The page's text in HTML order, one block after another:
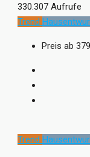
330.307 Aufrufe
Trend
Preis ab
Trend